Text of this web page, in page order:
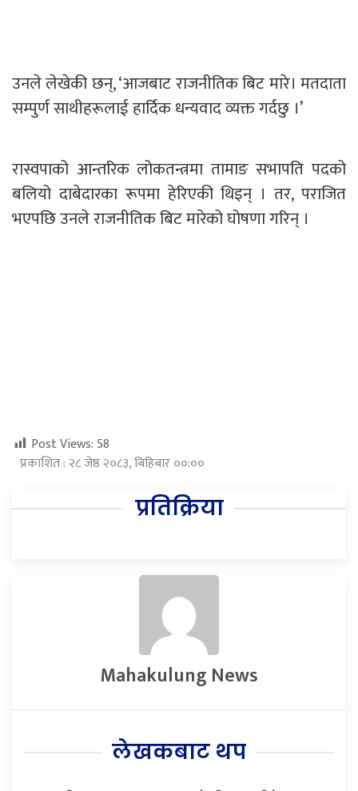
उनले लेखेकी छन्, ‘आजबाट राजनीतिक बिट मारे। मतदाता
सम्पुर्ण साथीहरूलाई हार्दिक धन्यवाद व्यक्त गर्दछु ।’
रास्वपाको आन्तरिक लोकतन्त्रमा तामाङ सभापति पदको
बलियो दाबेदारका रूपमा हेरिएकी थिइन् । तर, पराजित
भएपछि उनले राजनीतिक बिट मारेको घोषणा गरिन् ।
Post Views: 58
प्रकाशित : २८ जेष्ठ २०८३, बिहिबार ००:००
प्रतिक्रिया
Mahakulung News
लेखकबाट थप